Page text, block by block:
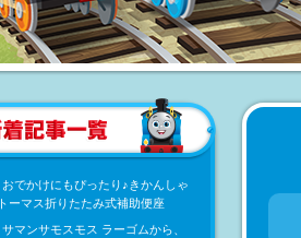
おでかけにもぴったり♪きかんしゃ
トーマス折りたたみ式補助便座
サマンサモスモス ラーゴムから、